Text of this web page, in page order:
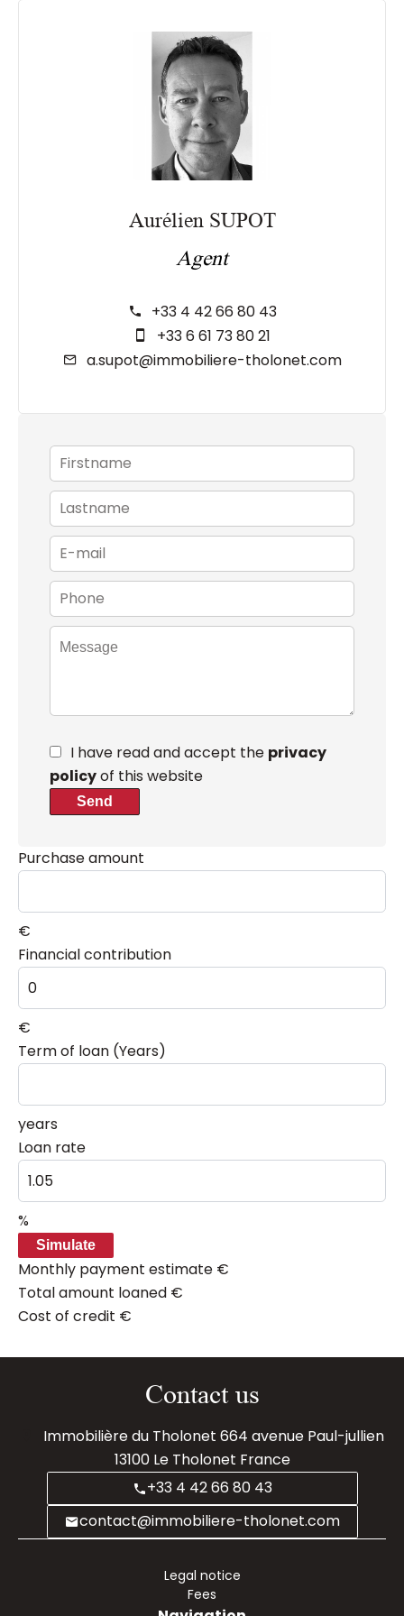
Aurélien SUPOT
Agent
+33 4 42 66 80 43
+33 6 61 73 80 21
a.supot@immobiliere-tholonet.com
I have read and accept the privacy
policyof this website
Send
Purchase amount
€
Financial contribution
€
Term of loan (Years)
years
Loan rate
%
Simulate
Monthly payment estimate €
Total amount loaned €
Cost of credit €
Contact us
Immobilière du Tholonet 664 avenue Paul-jullien
13100Le Tholonet France
+33 4 42 66 80 43
contact@immobiliere-tholonet.com
Legal notice
Fees